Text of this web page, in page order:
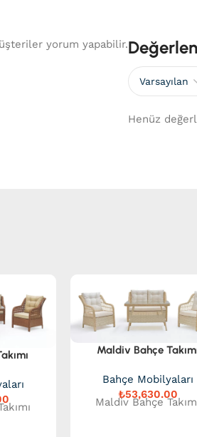
Henüz
yorum yapabilir.
Maldiv Bahçe
Bahçe Mobilyaları
₺
Maldiv Bahçe